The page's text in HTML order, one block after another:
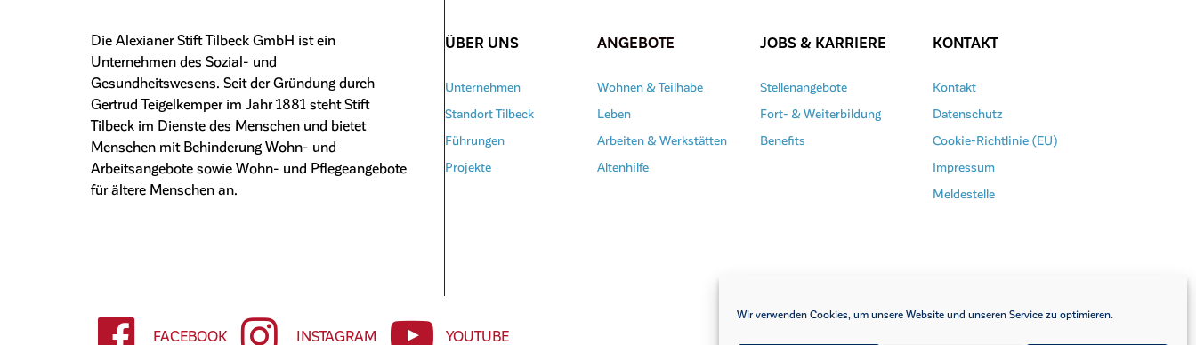
Wir verwenden Cookies, um unsere Website und unseren Service zu optimieren.
Die Alexianer Stift Tilbeck GmbH ist ein
Unternehmen des Sozial- und
Gesundheitswesens. Seit der Gründung durch
Gertrud Teigelkemper im Jahr 1881 steht Stift
Tilbeck im Dienste des Menschen und bietet
Menschen mit Behinderung Wohn- und
Arbeitsangebote sowie Wohn- und Pflegeangebote
für ältere Menschen an.
ÜBER UNS
Unternehmen
Standort Tilbeck
Führungen
Projekte
ANGEBOTE
Wohnen & Teilhabe
Leben
Arbeiten & Werkstätten
Altenhilfe
JOBS & KARRIERE
Stellenangebote
Fort- & Weiterbildung
Benefits
KONTAKT
Kontakt
Datenschutz
Cookie-Richtlinie (EU)
Impressum
Meldestelle
FACEBOOK INSTAGRAM YOUTUBE